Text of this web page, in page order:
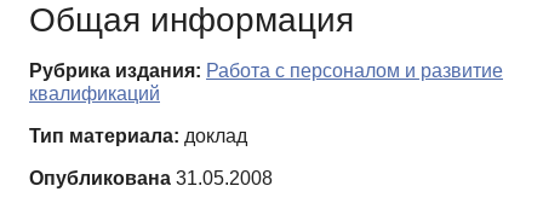
Общая информация
Рубрика издания: Работа с персоналом и развитие
квалификаций
Тип материала: доклад
Опубликована 31.05.2008